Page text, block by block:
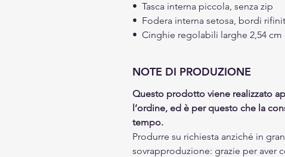
• Tasca interna piccola, senza zip
• Fodera interna setosa, bordi
• Cinghie regolabili larghe 2,54
NOTE DI PRODUZIONE
Questo prodotto viene realizzato
l’ordine, ed è per questo che la
tempo.
Produrre su richiesta anziché in
sovrapproduzione: grazie per aver